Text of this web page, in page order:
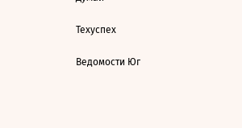
Техуспех
Ведомости Юг